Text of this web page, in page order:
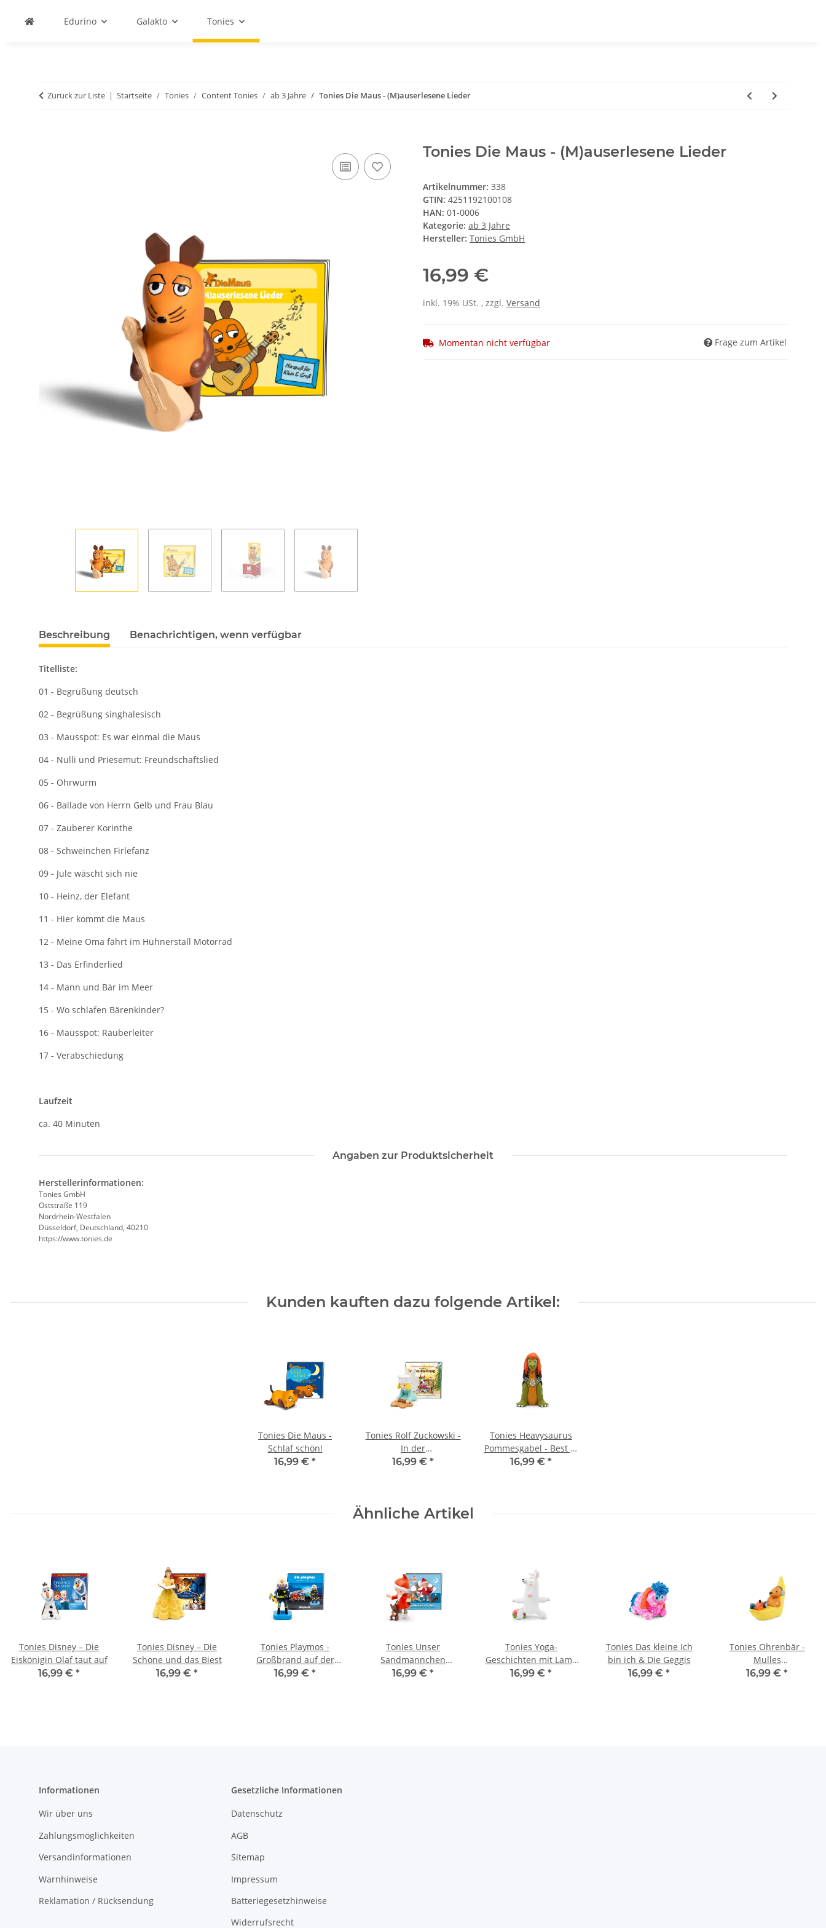
Edurino Galakto Tonies
Zurück zur Liste Startseite Tonies Content Tonies ab 3 Jahre Tonies Die Maus - (M)auserlesene Lieder
Tonies Die Maus - (M)auserlesene Lieder
Artikelnummer: 338
GTIN: 4251192100108
HAN: 01-0006
Kategorie: ab 3 Jahre
Hersteller: Tonies GmbH
16,99 €
inkl. 19% USt. , zzgl. Versand
Momentan nicht verfügbar Frage zum Artikel
Beschreibung Benachrichtigen, wenn verfügbar
Titelliste:
01 - Begrüßung deutsch
02 - Begrüßung singhalesisch
03 - Mausspot: Es war einmal die Maus
04 - Nulli und Priesemut: Freundschaftslied
05 - Ohrwurm
06 - Ballade von Herrn Gelb und Frau Blau
07 - Zauberer Korinthe
08 - Schweinchen Firlefanz
09 - Jule wäscht sich nie
10 - Heinz, der Elefant
11 - Hier kommt die Maus
12 - Meine Oma fährt im Hühnerstall Motorrad
13 - Das Erfinderlied
14 - Mann und Bär im Meer
15 - Wo schlafen Bärenkinder?
16 - Mausspot: Räuberleiter
17 - Verabschiedung
Laufzeit
ca. 40 Minuten
Angaben zur Produktsicherheit
Herstellerinformationen:
Tonies GmbH
Oststraße 119
Nordrhein-Westfalen
Düsseldorf, Deutschland, 40210
https://www.tonies.de
Kunden kauften dazu folgende Artikel:
Tonies Die Maus -
Schlaf schön!
16,99 € *
Tonies Rolf Zuckowski -
In der
Weihnachtsbäckerei
16,99 € *
Tonies Heavysaurus
Pommesgabel - Best of
Dino Metal
16,99 € *
Ähnliche Artikel
Tonies Disney – Die
Eiskönigin Olaf taut auf
16,99 € *
Tonies Disney – Die
Schöne und das Biest
16,99 € *
Tonies Playmos -
Großbrand auf der
Feuerwache
16,99 € *
Tonies Unser
Sandmännchen
- Abends im Walde
16,99 € *
Tonies Yoga-
Geschichten mit Lama
Sara - Mit leichten
16,99 € *
Tonies Das kleine Ich
bin ich & Die Geggis
16,99 € *
Tonies Ohrenbär -
Mulles
Zaubersteinchen
16,99 € *
Informationen
Wir über uns
Zahlungsmöglichkeiten
Versandinformationen
Warnhinweise
Reklamation / Rücksendung
Gesetzliche Informationen
Datenschutz
AGB
Sitemap
Impressum
Batteriegesetzhinweise
Widerrufsrecht